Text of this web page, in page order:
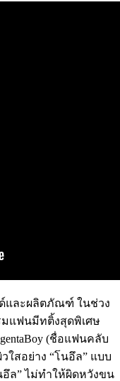
และผลิตภัณฑ์ ในช่วง
มแฟนมีทติ้งสุดพิเศษ
(ชื่อแฟนคลับ
ใสอย่าง “โนอึล” แบบ
ล” ไม่ทำให้ผิดหวังขน